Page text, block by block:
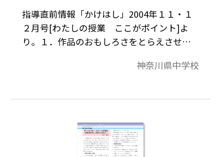
指導直前情報「かけはし」2004年１１・１
２月号[わたしの授業 ここがポイント]よ
り。１．作品のおもしろさをとらえさせよ
の「カメレオン」から主題を捉えましょ
ばによって態度を変えたのかとらえさせ
神奈川県中学校